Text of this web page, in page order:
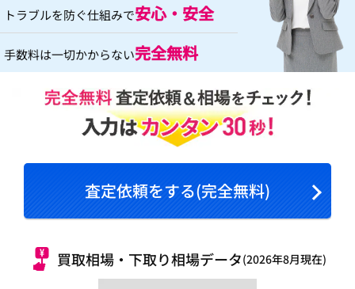
トラブルを防ぐ仕組みで安心・安全
手数料は一切かからない完全無料
査定依頼をする(完全無料)
買取相場・下取り相場データ(2026年8月現在)